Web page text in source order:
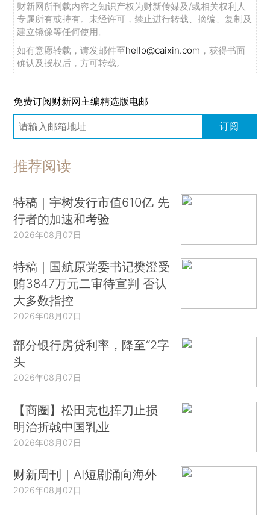
财新网所刊载内容之知识产权为财新传媒及/或相关权利人
专属所有或持有。未经许可，禁止进行转载、摘编、复制及
建立镜像等任何使用。
如有意愿转载，请发邮件至hello@caixin.com ，获得书面
确认及授权后，方可转载。
免费订阅财新网主编精选版电邮
订阅
推荐阅读
特稿｜宇树发行市值610亿 先
行者的加速和考验
2026年08月07日
特稿｜国航原党委书记樊澄受
贿3847万元二审待宣判 否认
大多数指控
2026年08月07日
部分银行房贷利率，降至“2字
头
2026年08月07日
【商圈】松田克也挥刀止损
明治折戟中国乳业
2026年08月07日
财新周刊｜AI短剧涌向海外
2026年08月07日